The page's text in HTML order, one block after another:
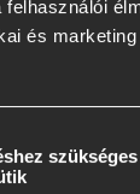
és
szükséges